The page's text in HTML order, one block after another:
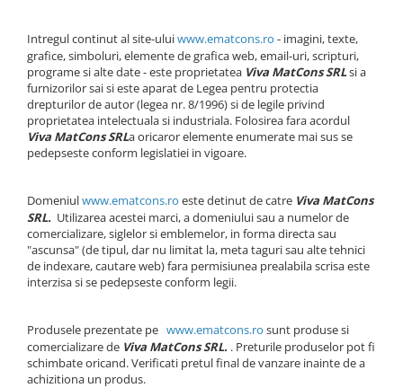
Intregul continut al site-uluiwww.ematcons.ro - imagini, texte,
grafice, simboluri, elemente de grafica web, email-uri, scripturi,
programe si alte date - este proprietatea Viva MatCons SRLsi a
furnizorilor sai si este aparat de Legea pentru protectia
drepturilor de autor (legea nr. 8/1996) si de legile privind
proprietatea intelectuala si industriala. Folosirea fara acordul
Viva MatCons SRLa oricaror elemente enumerate mai sus se
pedepseste conform legislatiei in vigoare.
Domeniulwww.ematcons.ro este detinut de catre Viva MatCons
SRL. Utilizarea acestei marci, a domeniului sau a numelor de
comercializare, siglelor si emblemelor, in forma directa sau
"ascunsa" (de tipul, dar nu limitat la, meta taguri sau alte tehnici
de indexare, cautare web) fara permisiunea prealabila scrisa este
interzisa si se pedepseste conform legii.
Produsele prezentate pe www.ematcons.ro sunt produse si
comercializare de Viva MatCons SRL. . Preturile produselor pot fi
schimbate oricand. Verificati pretul final de vanzare inainte de a
achizitiona un produs.